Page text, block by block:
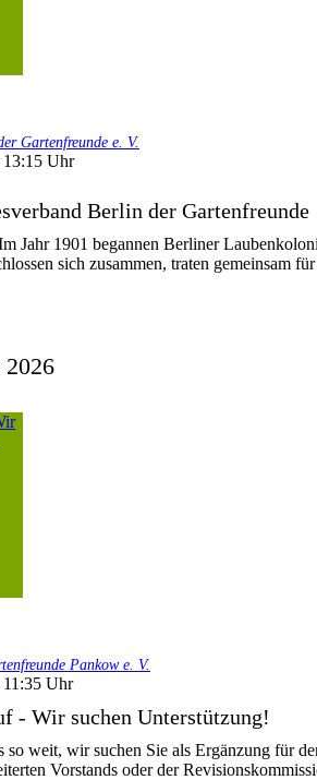
Gartenfreunde e. V.
13:15 Uhr
Berlin der
Jahr 1901 begannen Berliner
sich zusammen, traten gemeinsam
Pankow e. V.
Uhr
- Wir suchen Unterstützung!
so weit, wir suchen Sie als Ergänzung für
Vorstands oder der